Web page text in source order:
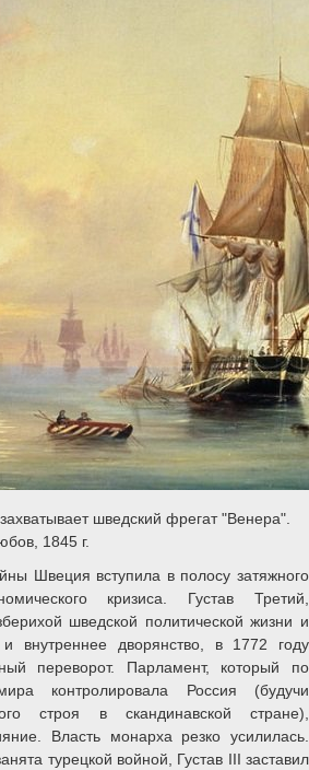
шведский фрегат "Венера".
1845 г.
Швеция вступила в полосу затяжного
кризиса. Густав Третий,
шведской политической жизни и
внутреннее дворянство, в 1772 году
переворот. Парламент, который по
контролировала Россия (будучи
строя в скандинавской стране),
Власть монарха резко усилилась.
турецкой войной, Густав III заставил